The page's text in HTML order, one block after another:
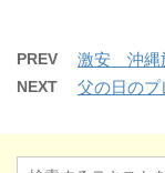
PREV 激安 沖
NEXT 父の日のプ